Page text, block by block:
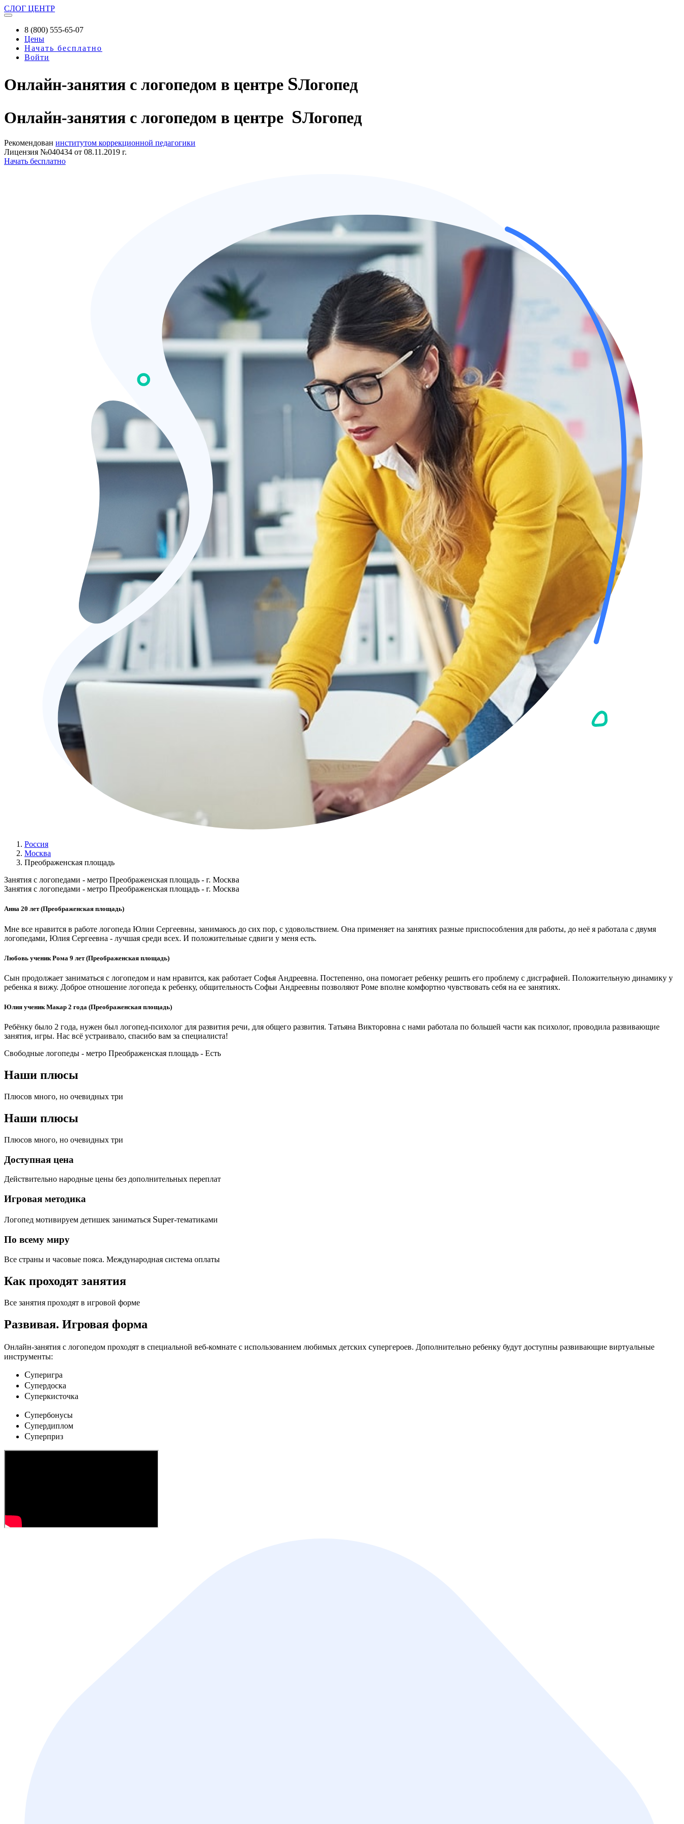
СЛОГ ЦЕНТР
8 (800) 555-65-07
Цены
Начать бесплатно
Войти
Онлайн-занятия с логопедом в центре SЛогопед
Онлайн-занятия с логопедом в центре SЛогопед
Рекомендован институтом коррекционной педагогики
Лицензия №040434 от 08.11.2019 г.
Начать бесплатно
Россия
Москва
Преображенская площадь
Занятия с логопедами - метро Преображенская площадь - г. Москва
Занятия с логопедами - метро Преображенская площадь - г. Москва
Анна 20 лет (Преображенская площадь)
Мне все нравится в работе логопеда Юлии Сергеевны, занимаюсь до сих пор, с удовольствием. Она применяет на занятиях разные приспособления для работы, до неё я работала с двумя
логопедами, Юлия Сергеевна - лучшая среди всех. И положительные сдвиги у меня есть.
Любовь ученик Рома 9 лет (Преображенская площадь)
Сын продолжает заниматься с логопедом и нам нравится, как работает Софья Андреевна. Постепенно, она помогает ребенку решить его проблему с дисграфией. Положительную динамику у
ребенка я вижу. Доброе отношение логопеда к ребенку, общительность Софьи Андреевны позволяют Роме вполне комфортно чувствовать себя на ее занятиях.
Юлия ученик Макар 2 года (Преображенская площадь)
Ребёнку было 2 года, нужен был логопед-психолог для развития речи, для общего развития. Татьяна Викторовна с нами работала по большей части как психолог, проводила развивающие
занятия, игры. Нас всё устраивало, спасибо вам за специалиста!
Свободные логопеды - метро Преображенская площадь - Есть
Наши плюсы
Плюсов много, но очевидных три
Наши плюсы
Плюсов много, но очевидных три
Доступная цена
Действительно народные цены без дополнительных переплат
Игровая методика
Логопед мотивируем детишек заниматься Super-тематиками
По всему миру
Все страны и часовые пояса. Международная система оплаты
Как проходят занятия
Все занятия проходят в игровой форме
Развивая. Игровая форма
Онлайн-занятия с логопедом проходят в специальной веб-комнате с использованием любимых детских cупергероев. Дополнительно ребенку будут доступны развивающие виртуальные
инструменты:
Cуперигра
Cупердоска
Cуперкисточка
Cупербонусы
Cупердиплом
Cуперприз